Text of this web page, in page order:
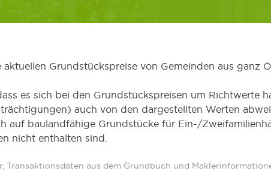
Grundstückspreise von Gemeinden aus ganz
es sich bei den Grundstückspreisen um Richtwerte
auch von den dargestellten Werten
auf baulandfähige Grundstücke für Ein-/
nicht enthalten sind.
Transaktionsdaten aus dem Grundbuch und